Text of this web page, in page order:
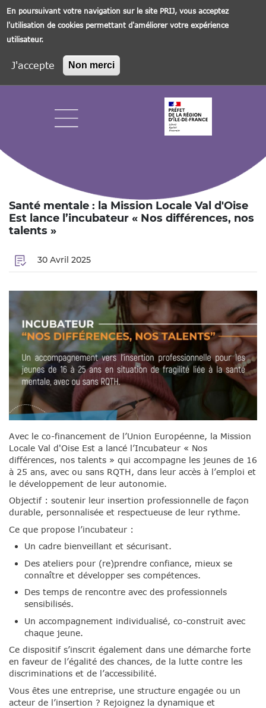
En poursuivant votre navigation sur le site PRIJ, vous acceptez
l'utilisation de cookies permettant d'améliorer votre expérience
utilisateur.
J'accepte Non merci
Santé mentale : la Mission Locale Val d'Oise
Est lance l’incubateur « Nos différences, nos
talents »
30 Avril 2025
Avec le co-financement de l’Union Européenne, la Mission
Locale Val d'Oise Est a lancé l’Incubateur « Nos
différences, nos talents » qui accompagne les jeunes de 16
à 25 ans, avec ou sans RQTH, dans leur accès à l’emploi et
le développement de leur autonomie.
Objectif : soutenir leur insertion professionnelle de façon
durable, personnalisée et respectueuse de leur rythme.
Ce que propose l’incubateur :
Un cadre bienveillant et sécurisant.
Des ateliers pour (re)prendre confiance, mieux se
connaître et développer ses compétences.
Des temps de rencontre avec des professionnels
sensibilisés.
Un accompagnement individualisé, co-construit avec
chaque jeune.
Ce dispositif s’inscrit également dans une démarche forte
en faveur de l’égalité des chances, de la lutte contre les
discriminations et de l’accessibilité.
Vous êtes une entreprise, une structure engagée ou un
acteur de l’insertion ? Rejoignez la dynamique et